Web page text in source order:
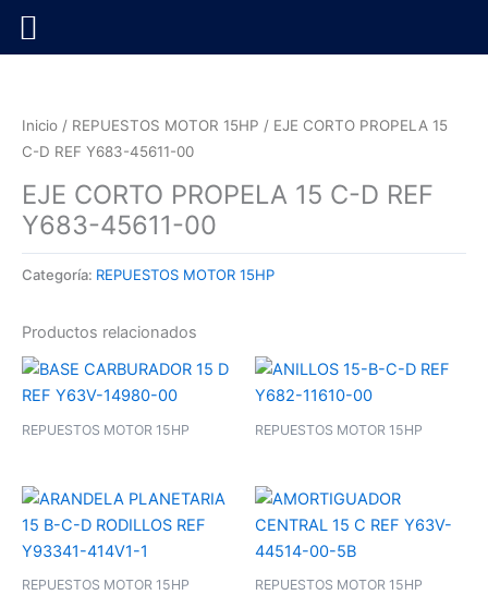
Inicio / REPUESTOS MOTOR 15HP / EJE CORTO PROPELA 15
C-D REF Y683-45611-00
EJE CORTO PROPELA 15 C-D REF
Y683-45611-00
Categoría: REPUESTOS MOTOR 15HP
Productos relacionados
REPUESTOS MOTOR 15HP REPUESTOS MOTOR 15HP
REPUESTOS MOTOR 15HP REPUESTOS MOTOR 15HP